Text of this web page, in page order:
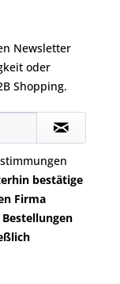
Newsletter
oder
Shopping.
bestätige
Firma